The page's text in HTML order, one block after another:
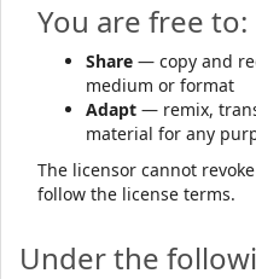
You are free to:
Share — copy and
medium or format
Adapt — remix,
material for any
The licensor cannot
follow the license terms.
Under the